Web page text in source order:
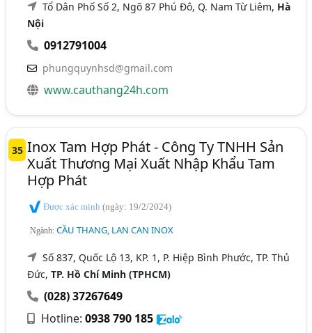
Tổ Dân Phố Số 2, Ngõ 87 Phú Đô, Q. Nam Từ Liêm, Hà
Nội
0912791004
phungquynhsd@gmail.com
www.cauthang24h.com
35 Inox Tam Hợp Phát - Công Ty TNHH Sản
Xuất Thương Mại Xuất Nhập Khẩu Tam
Hợp Phát
Được xác minh(ngày: 19/2/2024)
Ngành:CẦU THANG, LAN CAN INOX
Số 837, Quốc Lộ 13, KP. 1, P. Hiệp Bình Phước, TP. Thủ
Đức,TP. Hồ Chí Minh (TPHCM)
(028) 37267649
Hotline:0938 790 185